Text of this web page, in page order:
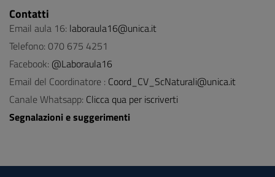
Contatti
Email aula 16: laboraula16@unica.it
Telefono: 070 675 4251
Facebook: @Laboraula16
Email del Coordinatore : Coord_CV_ScNaturali@unica.it
Canale Whatsapp: Clicca qua per iscriverti
Segnalazioni e suggerimenti